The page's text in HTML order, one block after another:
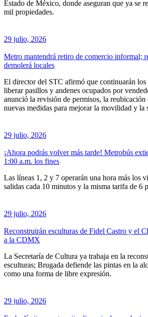
Estado de México, donde aseguran que ya se
mil propiedades.
29 julio, 2026
Metro mantendrá retiro de comercio informal;
demolerá locales
El director del STC afirmó que continuarán los
liberar pasillos y andenes ocupados por
anunció la revisión de permisos, la reubicación
nuevas medidas para mejorar la movilidad y la
29 julio, 2026
¡Ahora podrás volver más tarde! Metrobús
1:00 a.m. los fines
Las líneas 1, 2 y 7 operarán una hora más los
salidas cada 10 minutos y la misma tarifa de 6
29 julio, 2026
Reconstruirán esculturas de Fidel Castro y el
a la CDMX
La Secretaría de Cultura ya trabaja en la
esculturas; Brugada defiende las pintas en la
como una forma de libre expresión.
29 julio, 2026